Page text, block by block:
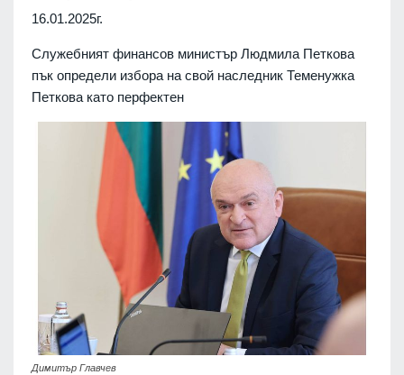
16.01.2025г.
Служебният финансов министър Людмила Петкова
пък определи избора на свой наследник Теменужка
Петкова като перфектен
Димитър Главчев